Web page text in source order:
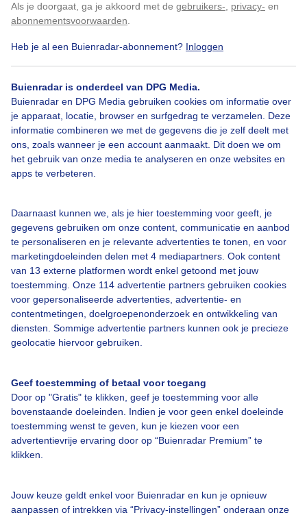
Als je doorgaat, ga je akkoord met de gebruikers- privacy- en
abonnementsvoorwaarden
Heb je al een Buienradar-abonnement? Inloggen
Buienradar is onderdeel van DPG Media.
Buienradar en DPG Media gebruiken cookies om informatie over
je apparaat, locatie, browser en surfgedrag te verzamelen. Deze
informatie combineren we met de gegevens die je zelf deelt met
ons, zoals wanneer je een account aanmaakt. Dit doen we om
het gebruik van onze media te analyseren en onze websites en
apps te verbeteren.
Daarnaast kunnen we, als je hier toestemming voor geeft, je
gegevens gebruiken om onze content, communicatie en aanbod
te personaliseren en je relevante advertenties te tonen, en voor
marketingdoeleinden delen met 4 mediapartners. Ook content
van 13 externe platformen wordt enkel getoond met jouw
toestemming. Onze 114 advertentie partners gebruiken cookies
voor gepersonaliseerde advertenties, advertentie- en
contentmetingen, doelgroepenonderzoek en ontwikkeling van
diensten. Sommige advertentie partners kunnen ook je precieze
geolocatie hiervoor gebruiken.
Geef toestemming of betaal voor toegang
Door op "Gratis" te klikken, geef je toestemming voor alle
bovenstaande doeleinden. Indien je voor geen enkel doeleinde
toestemming wenst te geven, kun je kiezen voor een
advertentievrije ervaring door op “Buienradar Premium” te
klikken.
Jouw keuze geldt enkel voor Buienradar en kun je opnieuw
aanpassen of intrekken via “Privacy-instellingen” onderaan onze
Legenda
02:30 03:30 04:30
Actuele temperatuur
Bekijk de kaart
Klik hierom dit aan te passen